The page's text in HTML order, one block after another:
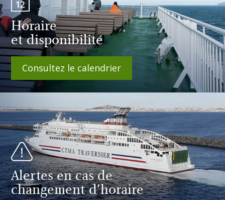
Horaire
et disponibilité
Consultez le calendrier
Alertes en cas de
changement d'horaire